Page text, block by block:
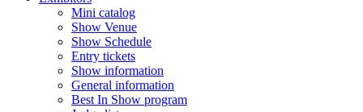
Mini catalog
Show Venue
Show Schedule
Entry tickets
Show information
General information
Best In Show program